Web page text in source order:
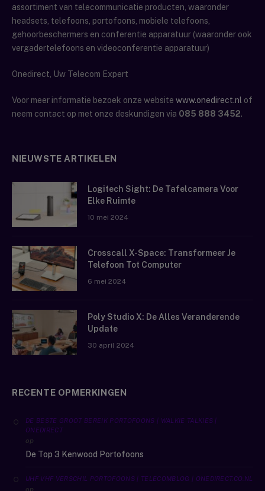
assortiment van telecommunicatie producten, waaronder
headsets, telefoons, portofoons, mobiele telefoons,
gehoorbeschermers en conferentie apparatuur (waaronder ook
vergadertelefoons en videoconferentie apparatuur)
Onedirect, Uw Telecom Expert
Voor meer informatie bezoek onze website www.onedirect.nl of
neem contact op met onze deskundigen via 085 888 3452.
NIEUWSTE ARTIKELEN
Logitech Sight: De Tafelcamera Voor
Elke Ruimte
10 mei 2024
Crosscall X-Space: Transformeer Je
Telefoon Tot Computer
6 mei 2024
Poly Studio X: De Alles Veranderende
Update
30 april 2024
RECENTE OPMERKINGEN
DE BESTE GROOT BEREIK PORTOFOONS | WALKIE TALKIES |
ONEDIRECT
op
De Top 3 Kenwood Portofoons
UHF VHF VERSCHIL PORTOFOONS | TELECOMBLOG | ONEDIRECT.CO.NL
op